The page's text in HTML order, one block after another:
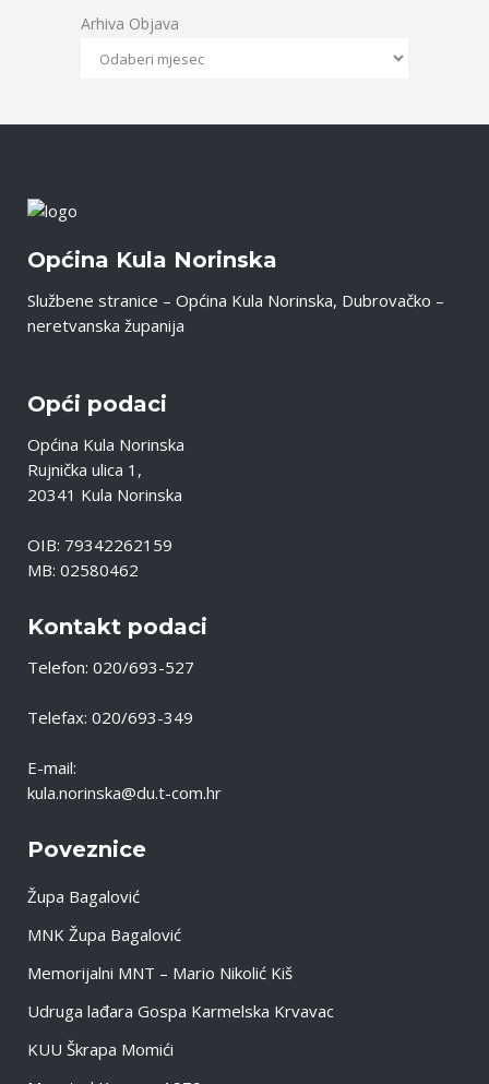
Arhiva Objava
Općina Kula Norinska
Službene stranice – Općina Kula Norinska, Dubrovačko –
neretvanska županija
Opći podaci
Općina Kula Norinska
Rujnička ulica 1,
20341 Kula Norinska
OIB: 79342262159
MB: 02580462
Kontakt podaci
Telefon: 020/693-527
Telefax: 020/693-349
E-mail:
kula.norinska@du.t-com.hr
Poveznice
Župa Bagalović
MNK Župa Bagalović
Memorijalni MNT – Mario Nikolić Kiš
Udruga lađara Gospa Karmelska Krvavac
KUU Škrapa Momići